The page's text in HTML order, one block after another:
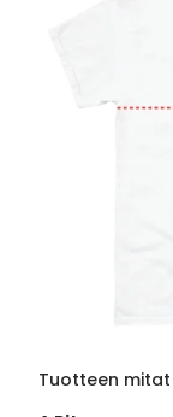
Tuotteen